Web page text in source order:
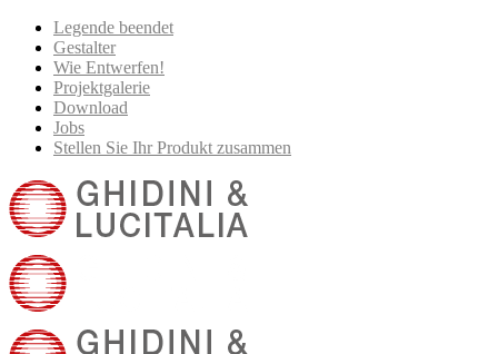
Legende beendet
Gestalter
Wie Entwerfen!
Projektgalerie
Download
Jobs
Stellen Sie Ihr Produkt zusammen